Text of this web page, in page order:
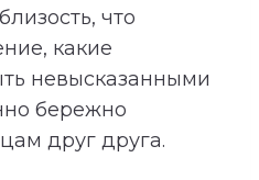
что
какие
невысказанными
бережно
друг друга.